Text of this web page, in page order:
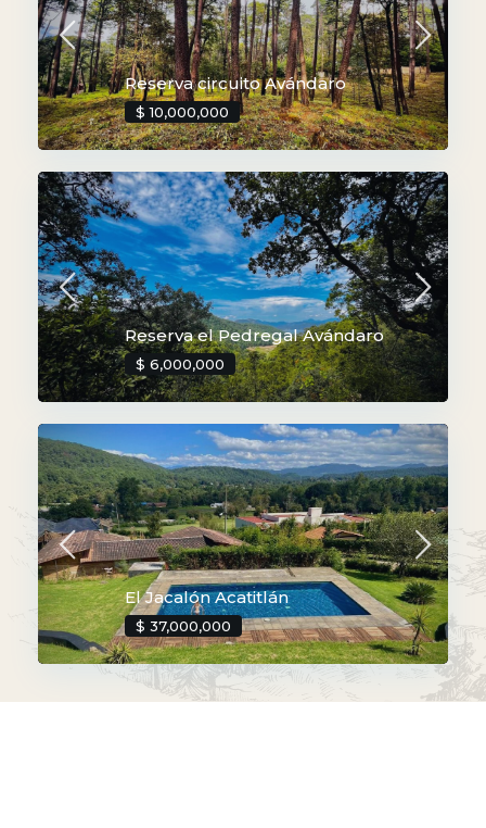
Reserva circuito Avándaro
$ 10,000,000
Reserva el Pedregal Avándaro
$ 6,000,000
El Jacalón Acatitlán
$ 37,000,000